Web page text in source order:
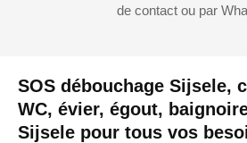
SOS débouchage Sijsele,
WC, évier, égout,
Sijsele pour tous vos
de contact ou par